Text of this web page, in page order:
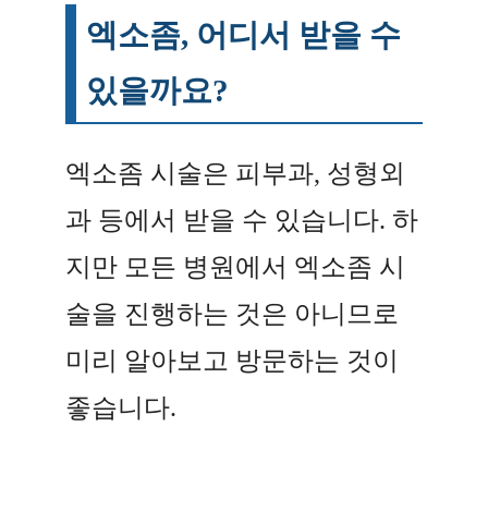
엑소좀, 어디서 받을 수
있을까요?
엑소좀 시술은 피부과, 성형외
과 등에서 받을 수 있습니다. 하
지만 모든 병원에서 엑소좀 시
술을 진행하는 것은 아니므로
미리 알아보고 방문하는 것이
좋습니다.